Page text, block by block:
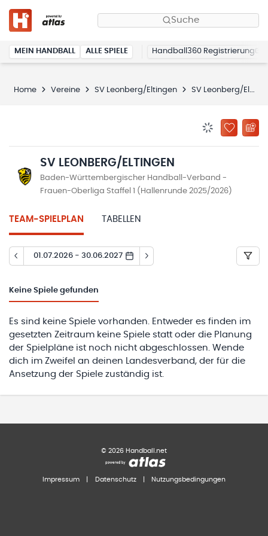
Suche
MEIN HANDBALL ALLE SPIELE Handball360 Registrierung
Home Vereine SV Leonberg/Eltingen SV Leonberg/Eltingen
ZU
SV LEONBERG/ELTINGEN
Baden-Württembergischer Handball-Verband -
Frauen-Oberliga Staffel 1 (Hallenrunde 2025/2026)
TEAM-SPIELPLAN TABELLEN
01.07.2026 - 30.06.2027
Keine Spiele gefunden
Es sind keine Spiele vorhanden. Entweder es finden im
gesetzten Zeitraum keine Spiele statt oder die Planung
der Spielpläne ist noch nicht abgeschlossen. Wende
dich im Zweifel an deinen Landesverband, der für die
Ansetzung der Spiele zuständig ist.
© 2026 Handball.net
Impressum Datenschutz Nutzungsbedingungen